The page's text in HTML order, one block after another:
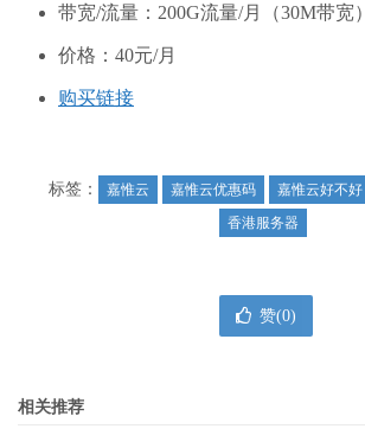
带宽/流量：200G流量/月（30M带宽）
价格：40元/月
购买链接
标签： 嘉惟云 嘉惟云优惠码 嘉惟云好不好
香港服务器
赞(0)
相关推荐